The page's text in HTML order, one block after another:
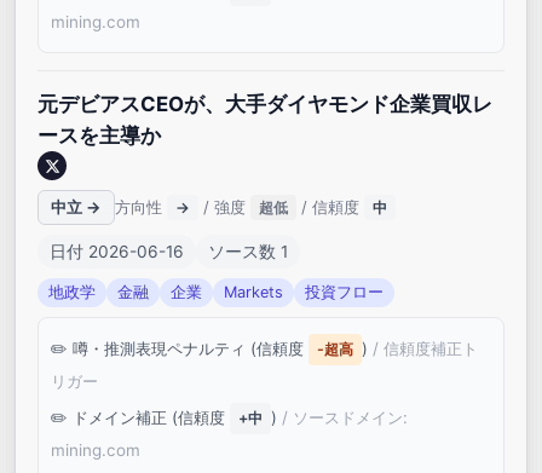
mining.com
元デビアスCEOが、大手ダイヤモンド企業買収レ
ースを主導か
中立 → 方向性 → / 強度 超低 / 信頼度 中
日付 2026-06-16 ソース数 1
地政学 金融 企業 Markets 投資フロー
噂・推測表現ペナルティ (信頼度 -超高 ) / 信頼度補正ト
リガー
ドメイン補正 (信頼度
+中 ) / ソースドメイン:
mining.com